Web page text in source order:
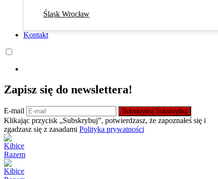
Śląsk Wrocław
Kontakt
Zapisz się do newslettera!
E-mail Subskrybuj Subskrybuj
Klikając przycisk „Subskrybuj”, potwierdzasz, że zapoznałeś się i
zgadzasz się z zasadami Polityka prywatności